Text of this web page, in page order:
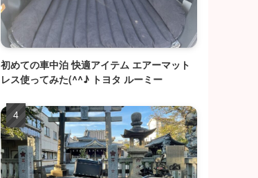
初めての車中泊 快適アイテム エアーマット
レス使ってみた(^^♪ トヨタ ルーミー